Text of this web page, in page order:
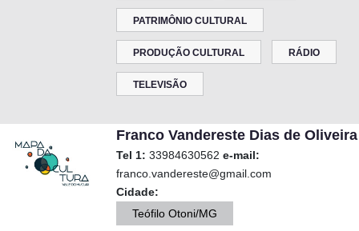
PATRIMÔNIO CULTURAL
PRODUÇÃO CULTURAL RÁDIO
TELEVISÃO
Franco Vandereste Dias de Oliveira
Tel 1: 33984630562 e-mail:
franco.vandereste@gmail.com
Cidade:
Teófilo Otoni/MG